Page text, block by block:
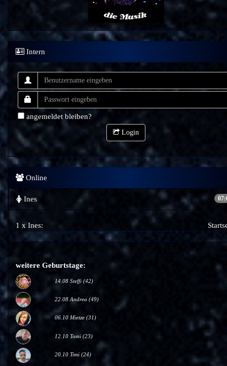
Intern
angemeldet bleiben?
Login
Online
Ines
1 x Ines:
weitere Geburtstage:
14.08 Steffi (42)
22.08 Andrea (49)
06.10 Mietze (31)
12.10 Tomi (23)
20.10 Timi (24)